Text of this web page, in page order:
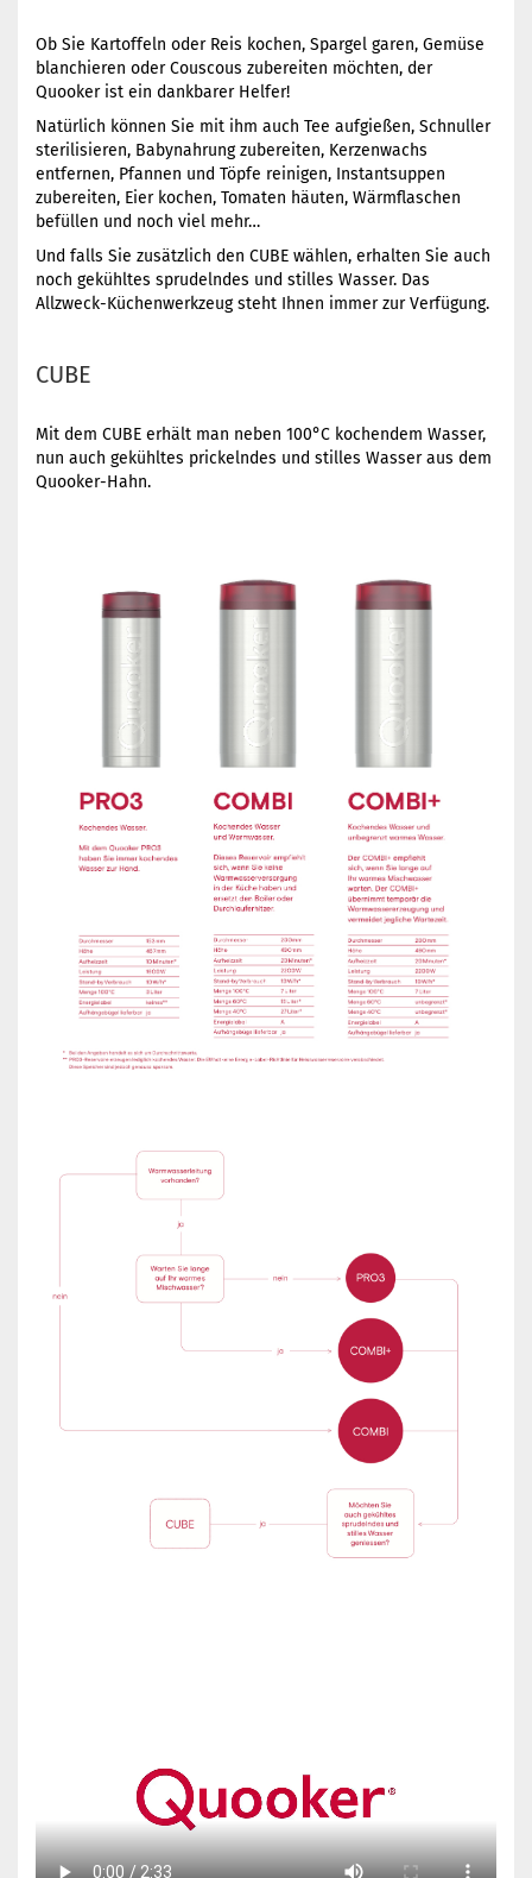
Ob Sie Kartoffeln oder Reis kochen, Spargel garen, Gemüse
blanchieren oder Couscous zubereiten möchten, der
Quooker ist ein dankbarer Helfer!
Natürlich können Sie mit ihm auch Tee aufgießen, Schnuller
sterilisieren, Babynahrung zubereiten, Kerzenwachs
entfernen, Pfannen und Töpfe reinigen, Instantsuppen
zubereiten, Eier kochen, Tomaten häuten, Wärmflaschen
befüllen und noch viel mehr…
Und falls Sie zusätzlich den CUBE wählen, erhalten Sie auch
noch gekühltes sprudelndes und stilles Wasser. Das
Allzweck-Küchenwerkzeug steht Ihnen immer zur Verfügung.
CUBE
Mit dem CUBE erhält man neben 100°C kochendem Wasser,
nun auch gekühltes prickelndes und stilles Wasser aus dem
Quooker-Hahn.